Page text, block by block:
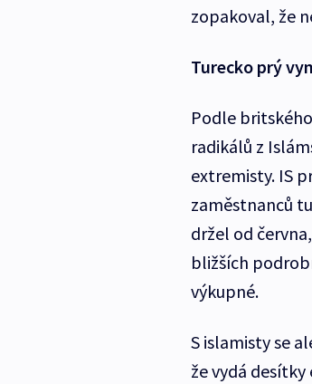
zopakoval, že
Turecko prý
Podle
radikálů z
extremisty. IS
zaměstnanců
držel od
bližších
výkupné.
S islamisty se
že vydá